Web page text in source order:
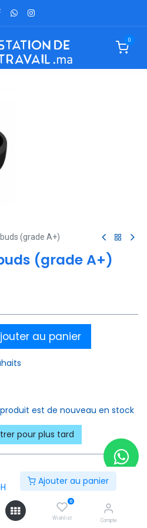
Ajouter au panier
0
Wishlist Compte
0
(grade A+)
(grade A+)
au panier
est de nouveau en stock
pour plus tard